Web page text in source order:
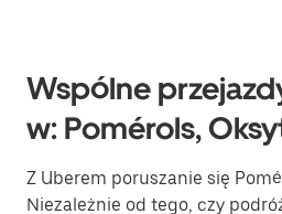
Wspólne
w: Pomérols,
Z Uberem poruszanie się
Niezależnie od tego, czy